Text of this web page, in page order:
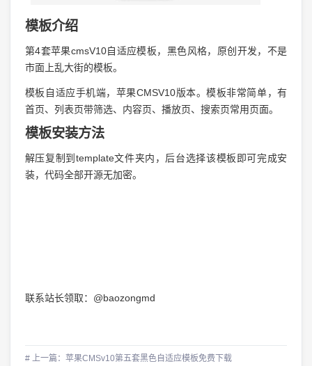
模板介绍
第4套苹果cmsV10自适应模板，黑色风格，原创开发，不是
市面上乱大街的模板。
模板自适应手机端，苹果CMSV10版本。模板非常简单，有
首页、列表页带筛选、内容页、播放页、搜索页常用页面。
模板安装方法
解压复制到template文件夹内，后台选择该模板即可完成安
装，代码全部开源无加密。
联系站长领取：@baozongmd
# 上一篇：苹果CMSv10第五套黑色自适应模板免费下载